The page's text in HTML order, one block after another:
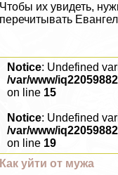
Чтобы их увидеть,
перечитывать
Notice: Undefined
/var/www/
on line 15
Notice: Undefined
/var/www/
on line 19
Как уйти от мужа